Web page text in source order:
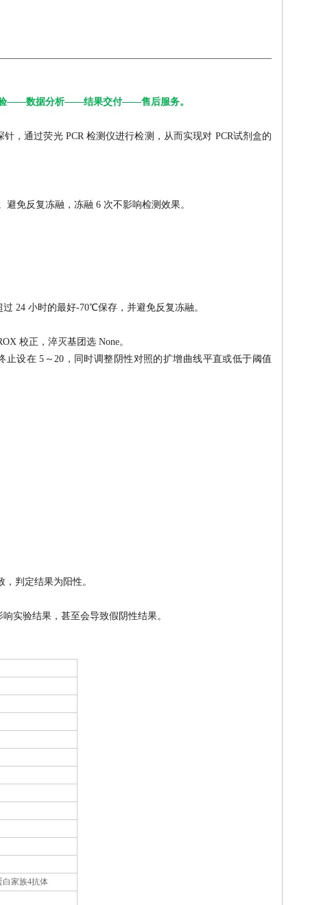
——数据分析——结果交付——售后服务。
，通过荧光 PCR 检测仪进行检测，从而实现对 PCR试剂盒的
免反复冻融，冻融 6 次不影响检测效果。
24 小时的最好-70℃保存，并避免反复冻融。
校正，淬灭基团选 None。
设在 5～20，同时调整阴性对照的扩增曲线平直或低于阈值
判定结果为阳性。
实验结果，甚至会导致假阴性结果。
白家族4抗体